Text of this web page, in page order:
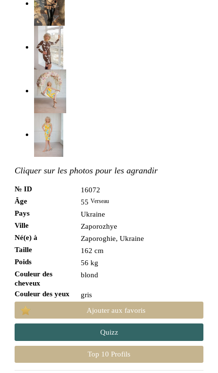
Cliquer sur les photos pour les agrandir
№ ID
16072
Âge
55 Verseau
Pays
Ukraine
Ville
Zaporozhye
Né(e) à
Zaporoghie, Ukraine
Taille
162 cm
Poids
56 kg
Couleur des
cheveux
blond
Couleur des yeux
gris
Ajouter aux favoris
Quizz
Top 10 Profils